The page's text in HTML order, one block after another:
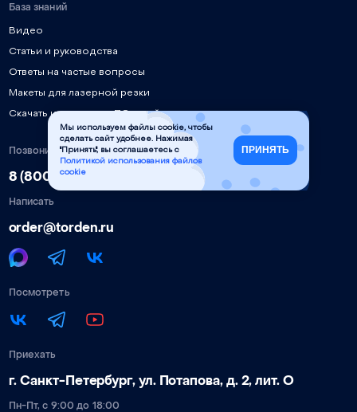
База знаний
Видео
Статьи и руководства
Ответы на частые вопросы
Макеты для лазерной резки
Скачать инструкции, ПО, драйверы
Позвонить
8 (800) 777-90-58
Написать
order@torden.ru
Посмотреть
Приехать
г. Санкт-Петербург, ул. Потапова, д. 2, лит. О
Пн-Пт, с 9:00 до 18:00
Мы используем файлы cookie, чтобы
сделать сайт удобнее. Нажимая
"Принять", вы соглашаетесь с
Политикой использования файлов
cookie
ПРИНЯТЬ